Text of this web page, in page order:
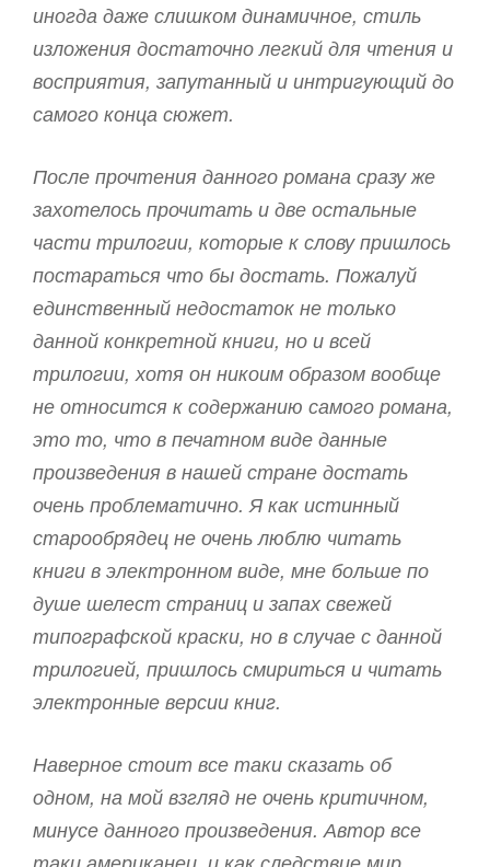
иногда даже слишком динамичное, стиль
изложения достаточно легкий для чтения и
восприятия, запутанный и интригующий до
самого конца сюжет.
После прочтения данного романа сразу же
захотелось прочитать и две остальные
части трилогии, которые к слову пришлось
постараться что бы достать. Пожалуй
единственный недостаток не только
данной конкретной книги, но и всей
трилогии, хотя он никоим образом вообще
не относится к содержанию самого романа,
это то, что в печатном виде данные
произведения в нашей стране достать
очень проблематично. Я как истинный
старообрядец не очень люблю читать
книги в электронном виде, мне больше по
душе шелест страниц и запах свежей
типографской краски, но в случае с данной
трилогией, пришлось смириться и читать
электронные версии книг.
Наверное стоит все таки сказать об
одном, на мой взгляд не очень критичном,
минусе данного произведения. Автор все